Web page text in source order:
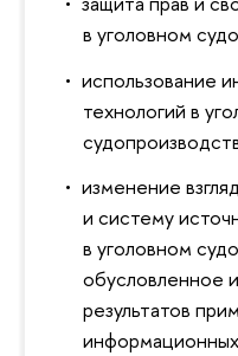
в уголовном
использование
технологий в
изменение
и систему
в уголовном
обусловленное
результатов